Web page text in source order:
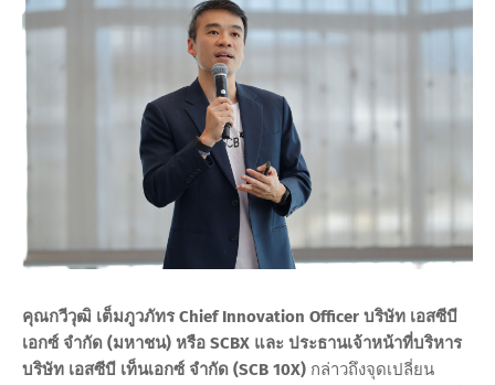
คุณกวีวุฒิ เต็มภูวภัทร Chief Innovation Officer บริษัท เอสซีบี
เอกซ์ จำกัด (มหาชน) หรือ SCBX และ ประธานเจ้าหน้าที่บริหาร
บริษัท เอสซีบี เท็นเอกซ์ จำกัด (SCB 10X) กล่าวถึงจุดเปลี่ยน